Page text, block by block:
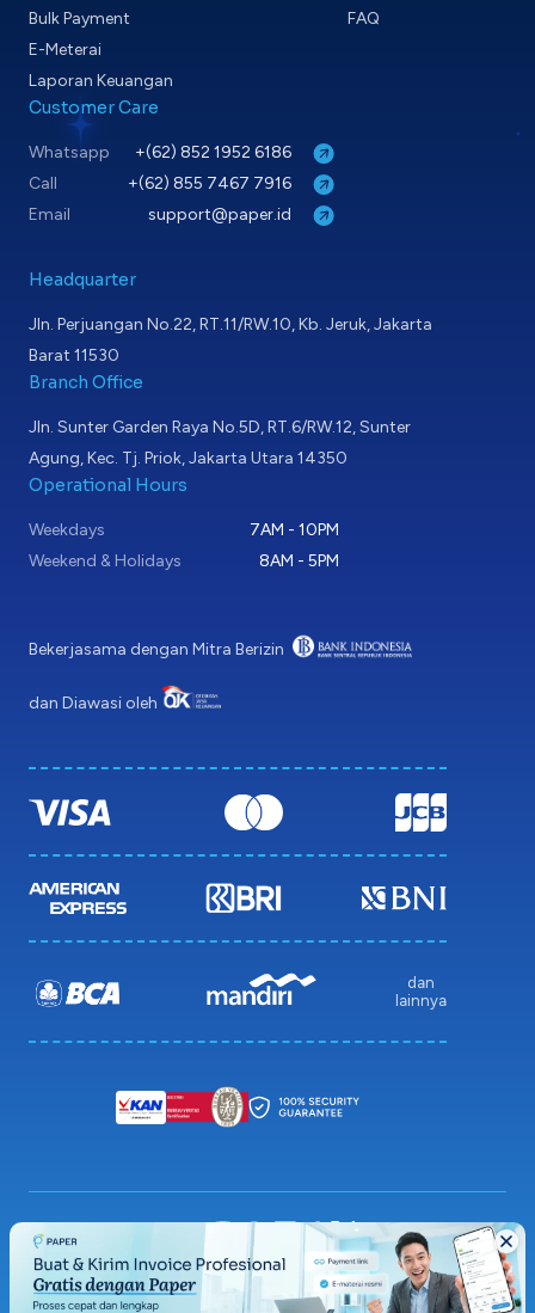
Bulk Payment
E-Meterai
Laporan Keuangan
FAQ
Customer Care
Whatsapp
+(62) 852 1952 6186
Call
+(62) 855 7467 7916
Email
support@paper.id
Headquarter
Jln. Perjuangan No.22, RT.11/RW.10, Kb. Jeruk, Jakarta
Barat 11530
Branch Office
Jln. Sunter Garden Raya No.5D, RT.6/RW.12, Sunter
Agung, Kec. Tj. Priok, Jakarta Utara 14350
Operational Hours
Weekdays
7AM - 10PM
Weekend & Holidays
8AM - 5PM
Bekerjasama dengan Mitra Berizin
dan Diawasi oleh
dan
lainnya
© 2026 Paper.id (PT Pakar Digital Global)
Terms & Condition